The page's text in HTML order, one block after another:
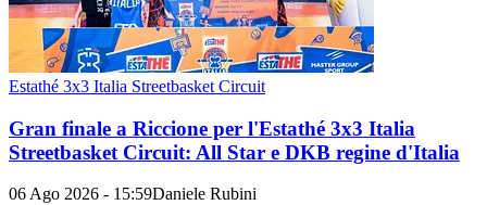
Estathé 3x3 Italia Streetbasket Circuit
Gran finale a Riccione per l'Estathé 3x3 Italia
Streetbasket Circuit: All Star e DKB regine d'Italia
06 Ago 2026 - 15:59Daniele Rubini